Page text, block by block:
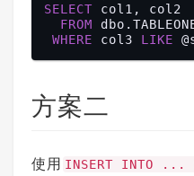
SELECT col1, col2
FROM
WHERE col3 LIKE
方案二
使用 INSERT INTO ...